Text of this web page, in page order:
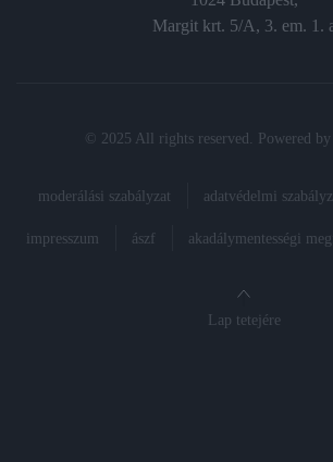
Margit krt. 5/A, 3. em. 1.
© 2025 All rights reserved. Powered by
moderálási szabályzat adatvédelmi
impresszum ászf akadálymentességi
Lap tetejére